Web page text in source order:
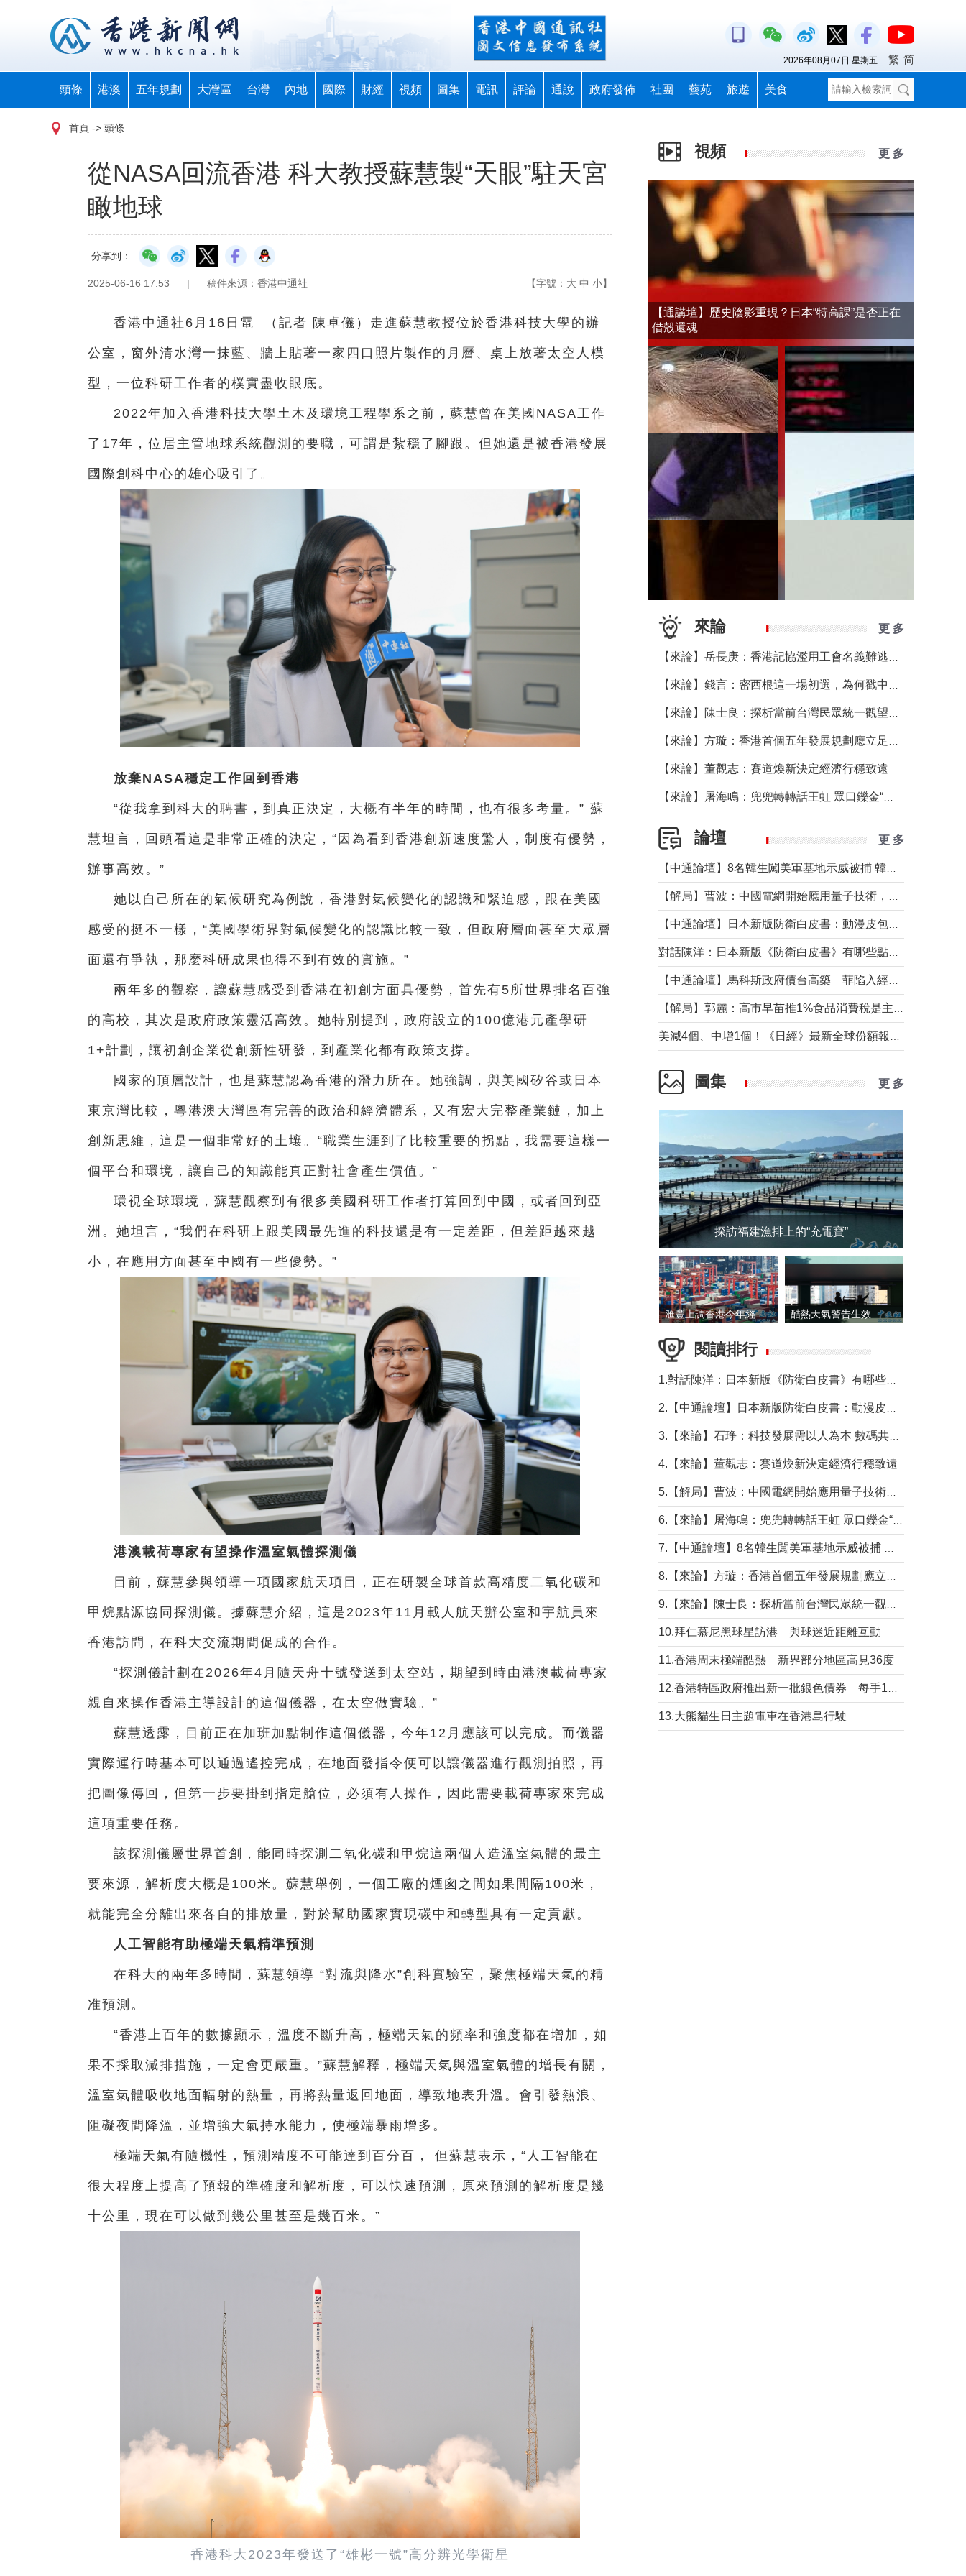
頭條 港澳 五年規劃 大灣區 台灣 內地 國際 財經 視頻 圖集 電訊 評論 通說 政府發佈 社團 藝苑 旅遊 美食
2026年08月07日 星期五 繁 简
首頁 -> 頭條
從NASA回流香港 科大教授蘇慧製“天眼”駐天宮
瞰地球
分享到：
2025-06-16 17:53 | 稿件來源：香港中通社 【字號： 大 中 小】
香港中通社6月16日電 （ 記者 陳卓儀） 走進蘇慧教授位於香港科技大學的辦
公室，窗外清水灣一抹藍、牆上貼著一家四口照片製作的月曆、桌上放著太空人模
型，一位科研工作者的樸實盡收眼底。
2022年加入香港科技大學土木及環境工程學系之前，蘇慧曾在美國NASA工作
了17年，位居主管地球系統觀測的要職，可謂是紮穩了腳跟。但她還是被香港發展
國際創科中心的雄心吸引了。
放棄NASA穩定工作回到香港
“從我拿到科大的聘書，到真正決定，大概有半年的時間，也有很多考量。” 蘇
慧坦言，回頭看這是非常正確的決定，“因為看到香港創新速度驚人，制度有優勢，
辦事高效。”
她以自己所在的氣候研究為例說，香港對氣候變化的認識和緊迫感，跟在美國
感受的挺不一樣，“美國學術界對氣候變化的認識比較一致，但政府層面甚至大眾層
面還有爭執，那麼科研成果也得不到有效的實施。”
兩年多的觀察，讓蘇慧感受到香港在初創方面具優勢，首先有5所世界排名百強
的高校，其次是政府政策靈活高效。她特別提到，政府設立的100億港元產學研
1+計劃，讓初創企業從創新性研發，到產業化都有政策支撐。
國家的頂層設計，也是蘇慧認為香港的潛力所在。她強調，與美國矽谷或日本
東京灣比較，粵港澳大灣區有完善的政治和經濟體系，又有宏大完整產業鏈，加上
創新思維，這是一個非常好的土壤。“職業生涯到了比較重要的拐點，我需要這樣一
個平台和環境，讓自己的知識能真正對社會產生價值。”
環視全球環境，蘇慧觀察到有很多美國科研工作者打算回到中國，或者回到亞
洲。她坦言，“我們在科研上跟美國最先進的科技還是有一定差距，但差距越來越
小，在應用方面甚至中國有一些優勢。”
港澳載荷專家有望操作溫室氣體探測儀
目前，蘇慧參與領導一項國家航天項目，正在研製全球首款高精度二氧化碳和
甲烷點源協同探測儀。據蘇慧介紹，這是2023年11月載人航天辦公室和宇航員來
香港訪問，在科大交流期間促成的合作。
“探測儀計劃在2026年4月隨天舟十號發送到太空站，期望到時由港澳載荷專家
親自來操作香港主導設計的這個儀器，在太空做實驗。”
蘇慧透露，目前正在加班加點制作這個儀器，今年12月應該可以完成。而儀器
實際運行時基本可以通過遙控完成，在地面發指令便可以讓儀器進行觀測拍照，再
把圖像傳回，但第一步要掛到指定艙位，必須有人操作，因此需要載荷專家來完成
這項重要任務。
該探測儀屬世界首創，能同時探測二氧化碳和甲烷這兩個人造溫室氣體的最主
要來源，解析度大概是100米。蘇慧舉例，一個工廠的煙囪之間如果間隔100米，
就能完全分離出來各自的排放量，對於幫助國家實現碳中和轉型具有一定貢獻。
人工智能有助極端天氣精準預測
在科大的兩年多時間，蘇慧領導 “對流與降水”創科實驗室，聚焦極端天氣的精
准預測。
“香港上百年的數據顯示，溫度不斷升高，極端天氣的頻率和強度都在增加，如
果不採取減排措施，一定會更嚴重。”蘇慧解釋，極端天氣與溫室氣體的增長有關，
溫室氣體吸收地面輻射的熱量，再將熱量返回地面，導致地表升溫。會引發熱浪、
阻礙夜間降溫，並增強大氣持水能力，使極端暴雨增多。
極端天氣有隨機性，預測精度不可能達到百分百， 但蘇慧表示，“人工智能在
很大程度上提高了預報的準確度和解析度，可以快速預測，原來預測的解析度是幾
十公里，現在可以做到幾公里甚至是幾百米。”
香港科大2023年發送了“雄彬一號”高分辨光學衛星
視頻 更 多
【通講壇】歷史陰影重現？日本“特高課”是否正在
借殼還魂
來論 更 多
【來論】董觀志：賽道煥新決定經濟行穩致遠
論壇 更 多
圖集 更 多
探訪福建漁排上的“充電寶”
滙豐上調香港今年經濟增長預測至4.5% 酷熱天氣警告生效 本港高溫持續至下周
閱讀排行
4.【來論】董觀志：賽道煥新決定經濟行穩致遠
10.拜仁慕尼黑球星訪港 與球迷近距離互動
11.香港周末極端酷熱 新界部分地區高見36度
13.大熊貓生日主題電車在香港島行駛